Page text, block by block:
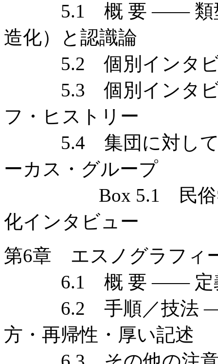
5.1 概 要 —— 類型
造化）と認識論
5.2 個別インタビュ
5.3 個別インタビュ
フ・ヒストリー
5.4 集団に対して
ーカス・グループ
Box 5.1 民俗学に
化インタビュー
第6章 エスノグラフィ
6.1 概 要 —— 定義
6.2 手順／技法 ——
方・再帰性・厚い記述